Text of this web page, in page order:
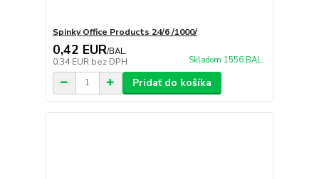
Spinky Office Products 24/6 /1000/
0,42 EUR/BAL.
0,34 EUR bez DPH Skladom 1556 BAL.
Pridať do košíka